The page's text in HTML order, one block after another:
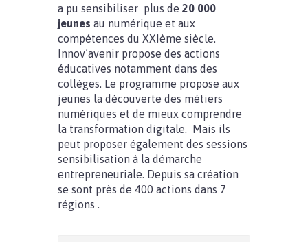
a pu sensibiliser plus de 20 000
jeunes au numérique et aux
compétences du XXIème siècle.
Innov’avenir propose des actions
éducatives notamment dans des
collèges. Le programme propose aux
jeunes la découverte des métiers
numériques et de mieux comprendre
la transformation digitale. Mais ils
peut proposer également des sessions
sensibilisation à la démarche
entrepreneuriale. Depuis sa création
se sont près de 400 actions dans 7
régions .